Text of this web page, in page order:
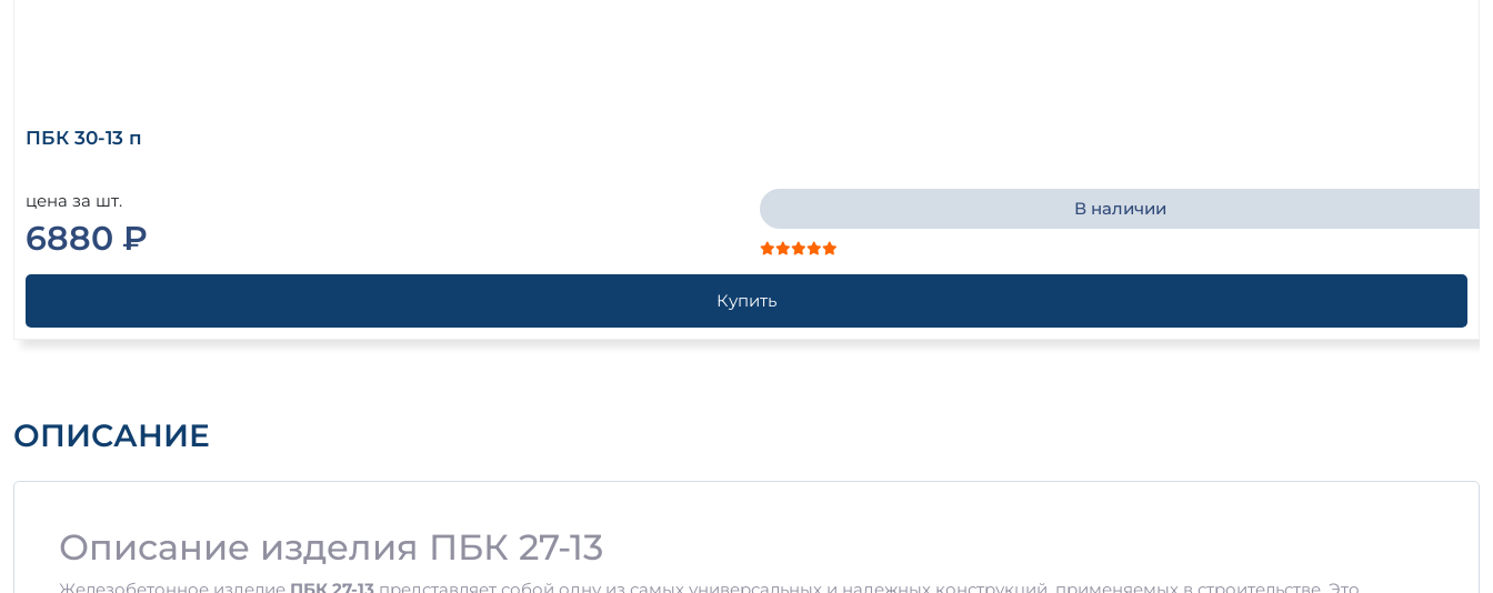
ПБК 30-13 п
цена за шт.
6880 ₽
В наличии
Купить
ОПИСАНИЕ
Описание изделия ПБК 27-13